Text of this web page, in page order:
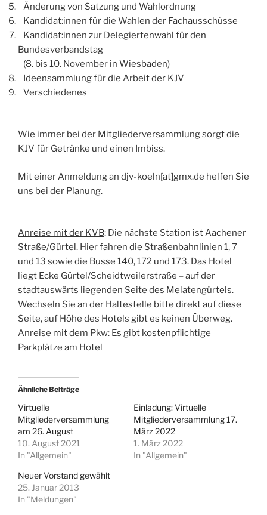
Änderung von Satzung und Wahlordnung
Kandidat:innen für die Wahlen der Fachausschüsse
Kandidat:innen zur Delegiertenwahl für den
Bundesverbandstag
(8. bis 10. November in Wiesbaden)
Ideensammlung für die Arbeit der KJV
Verschiedenes
Wie immer bei der Mitgliederversammlung sorgt die
KJV für Getränke und einen Imbiss.
Mit einer Anmeldung an djv-koeln[at]gmx.de helfen Sie
uns bei der Planung.
Anreise mit der KVB: Die nächste Station ist Aachener
Straße/Gürtel. Hier fahren die Straßenbahnlinien 1, 7
und 13 sowie die Busse 140, 172 und 173. Das Hotel
liegt Ecke Gürtel/Scheidtweilerstraße – auf der
stadtauswärts liegenden Seite des Melatengürtels.
Wechseln Sie an der Haltestelle bitte direkt auf diese
Seite, auf Höhe des Hotels gibt es keinen Überweg.
Anreise mit dem Pkw: Es gibt kostenpflichtige
Parkplätze am Hotel
Ähnliche Beiträge
Virtuelle
Mitgliederversammlung
am 26. August
10. August 2021
In "Allgemein"
Einladung: Virtuelle
Mitgliederversammlung 17.
März 2022
1. März 2022
In "Allgemein"
Neuer Vorstand gewählt
25. Januar 2013
In "Meldungen"